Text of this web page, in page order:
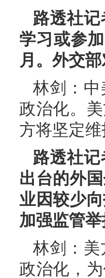
路透社
学习或参
月。外交
林剑：
政治化。
方将坚定
路透社
出台的外
业因较少
加强监管举
林剑：
政治化，